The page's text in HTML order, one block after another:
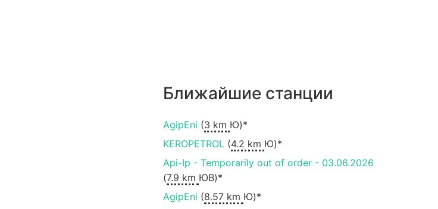
Ближайшие станции
AgipEni (3 km Ю)*
KEROPETROL(4.2 km Ю)*
Api-Ip - Temporarily out of order - 03.06.2026
(7.9 km ЮВ)*
AgipEni (8.57 km Ю)*